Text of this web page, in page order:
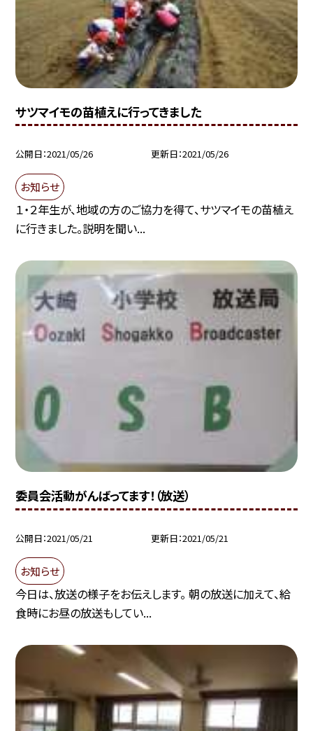
サツマイモの苗植えに行ってきました
公開日 2021/05/26 更新日 2021/05/26
お知らせ
１・２年生が、地域の方のご協力を得て、サツマイモの苗植え
に行きました。説明を聞い...
委員会活動がんばってます！（放送）
公開日 2021/05/21 更新日 2021/05/21
お知らせ
今日は、放送の様子をお伝えします。 朝の放送に加えて、給
食時にお昼の放送もしてい...